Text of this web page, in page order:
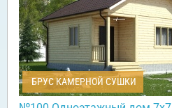
БРУС КАМЕРНОЙ СУШКИ